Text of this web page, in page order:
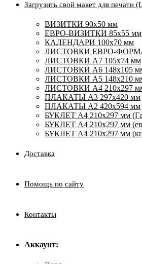
Загрузить свой макет для
ВИЗИТКИ 90х50 мм
ЕВРО-ВИЗИТКИ 85х55 мм
КАЛЕНДАРИ 100х70 мм
ЛИСТОВКИ ЕВРО-
ЛИСТОВКИ А7 105х74 мм
ЛИСТОВКИ А6 148х105
ЛИСТОВКИ А5 148х210
ЛИСТОВКИ А4 210х297
ПЛАКАТЫ А3 297х420 мм
ПЛАКАТЫ А2 420х594 мм
БУКЛЕТ А4 210х297 мм
БУКЛЕТ А4 210х297 мм
БУКЛЕТ А4 210х297 мм
Доставка
Помощь по сайту
Контакты
Аккаунт: